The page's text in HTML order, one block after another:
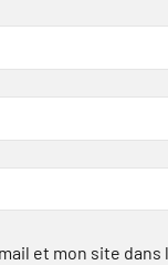
et mon site